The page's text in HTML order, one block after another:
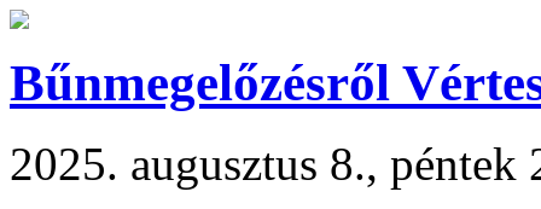
Bűnmegelőzésről
2025. augusztus 8., péntek